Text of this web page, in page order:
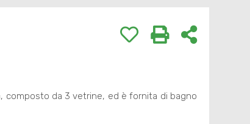
composto da 3 vetrine, ed è fornita di bagno